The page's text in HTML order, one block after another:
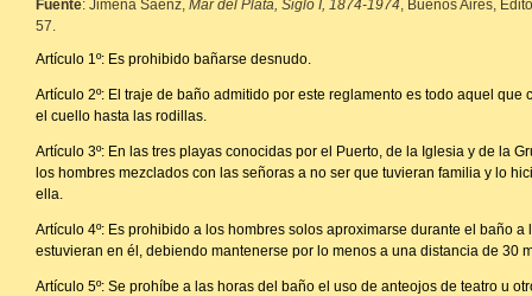
Fuente: Jimena Sáenz, Mar del Plata, Siglo I, 1874-1974, Buenos Aires,
57.
Artículo 1º: Es prohibido bañarse desnudo.
Artículo 2º: El traje de baño admitido por este reglamento es todo aquel que
el cuello hasta las rodillas.
Artículo 3º: En las tres playas conocidas por el Puerto, de la Iglesia y de la
los hombres mezclados con las señoras a no ser que tuvieran familia y lo
ella.
Artículo 4º: Es prohibido a los hombres solos aproximarse durante el baño a
estuvieran en él, debiendo mantenerse por lo menos a una distancia de 30
Artículo 5º: Se prohíbe a las horas del baño el uso de anteojos de teatro u